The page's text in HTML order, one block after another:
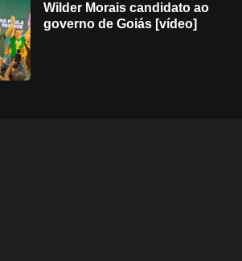
Wilder Morais candidato ao
governo de Goiás [vídeo]